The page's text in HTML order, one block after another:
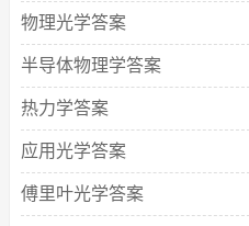
物理光学答案
半导体物理学答案
热力学答案
应用光学答案
傅里叶光学答案